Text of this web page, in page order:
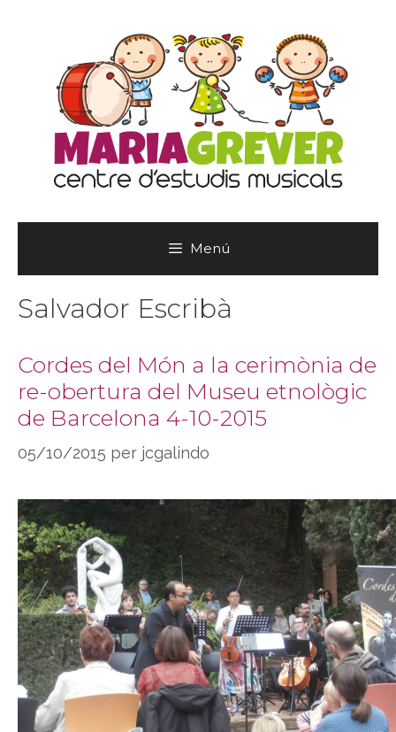
Menú
Salvador Escribà
Cordes del Món a la cerimònia de
re-obertura del Museu etnològic
de Barcelona 4-10-2015
05/10/2015 per jcgalindo